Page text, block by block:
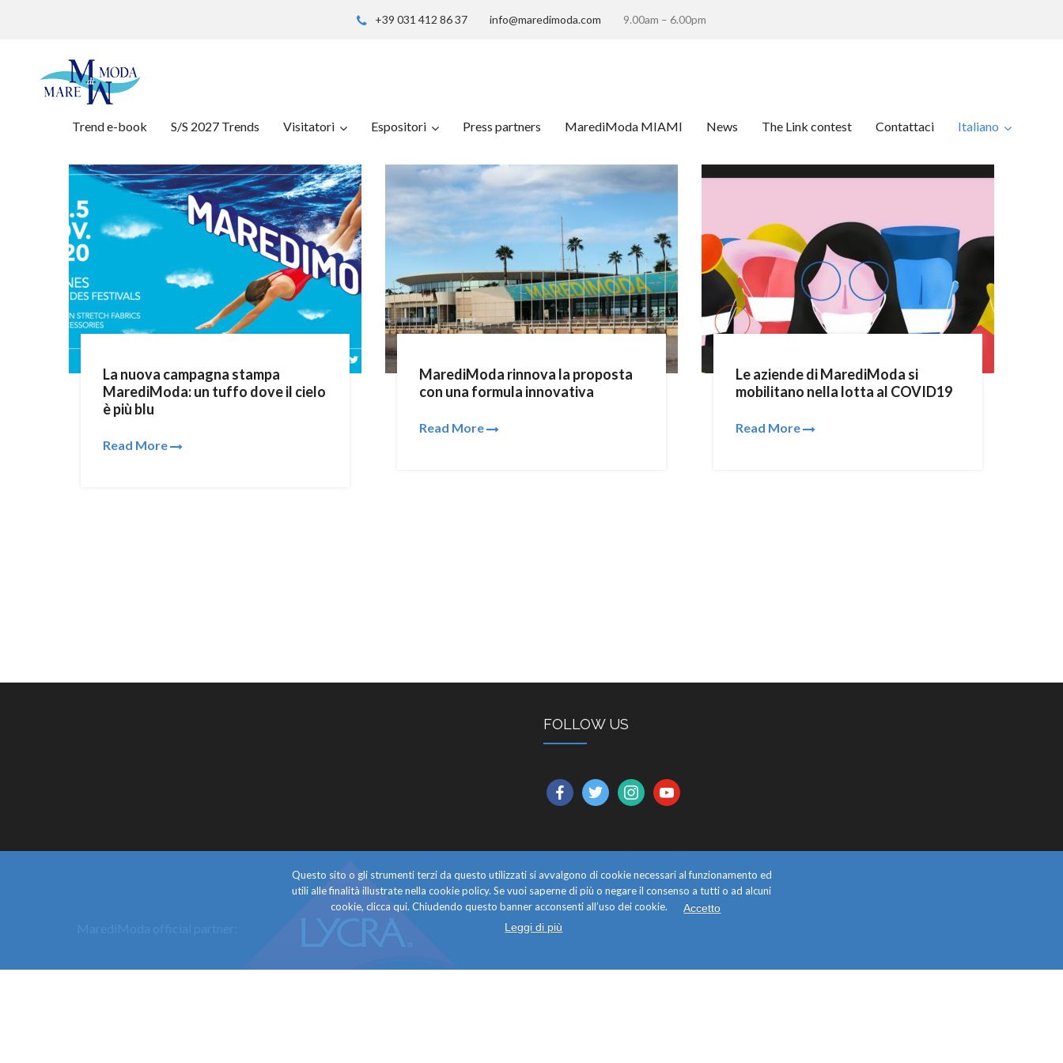
+39 031 412 86 37 info@maredimoda.com 9.00am – 6.00pm
Trend e-book S/S 2027 Trends Visitatori Espositori Press partners MarediModa MIAMI News The Link contest Contattaci Italiano
La nuova campagna stampa
MarediModa: un tuffo dove il cielo
è più blu
Read More
MarediModa rinnova la proposta
con una formula innovativa
Read More
Le aziende di MarediModa si
mobilitano nella lotta al COVID19
Read More
FOLLOW US
facebooktwitterinstagramyoutube
Questo sito o gli strumenti terzi da questo utilizzati si avvalgono di cookie necessari al funzionamento ed
utili alle finalità illustrate nella cookie policy. Se vuoi saperne di più o negare il consenso a tutti o ad alcuni
cookie, clicca qui. Chiudendo questo banner acconsenti all’uso dei cookie.
Accetto
Leggi di più